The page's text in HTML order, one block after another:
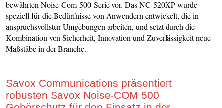
bewährten Noise-Com-500-Serie vor. Das NC-520XP wurde
speziell für die Bedürfnisse von Anwendern entwickelt, die in
anspruchsvollsten Umgebungen arbeiten, und setzt durch die
Kombination von Sicherheit, Innovation und Zuverlässigkeit neue
Maßstäbe in der Branche.
Savox Communications präsentiert
robusten Savox Noise-COM 500